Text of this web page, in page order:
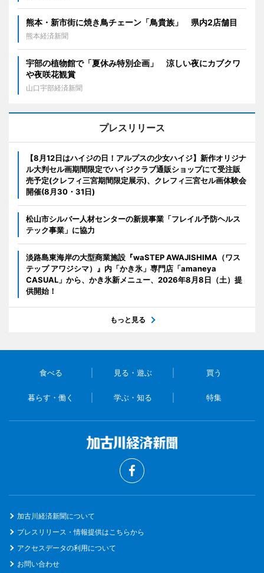
熊本・新市街に焼き鳥チェーン「鳥貴族」 県内2店舗目
熊本経済新聞
宇部の植物館で「夏休み特別企画」 涼しい夜にカブクワ
や夜咲花観賞
山口宇部経済新聞
プレスリリース
【8月12日はハイジの日！アルプスの少女ハイジ】新作オリジナ
ル大判セル画期間限定でハイジクラブ通販ショップにて受注販
売予定(クレフィ三宮期間限定展示)、クレフィ三宮セル画体験会
開催(8月30・31日)
松山市シルバー人材センターの新規事業「フレイル予防ヘルス
テック事業」に協力
淡路島東海岸の大型商業施設『waSTEP AWAJISHIMA（ワス
テップ アワジシマ）』内「かき氷」専門店「amaneya
CASUAL」から、かき氷新メニュー、2026年8月8日（土）提
供開始！
もっと見る
食べる 見る・遊ぶ 買う
暮らす・働く 学ぶ・知る 特集
加古川経済新聞について
プレスリリース・情報提供はこちらから
アクセスデータの利用について
お問い合わせ